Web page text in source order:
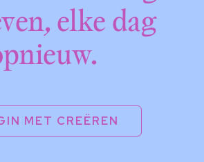
elke dag
MET CREËREN